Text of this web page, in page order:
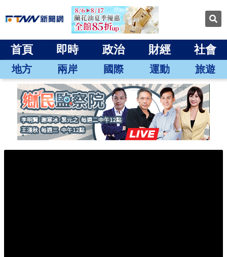
首頁 即時 政治 財經 社會
地方 兩岸 國際 運動 旅遊